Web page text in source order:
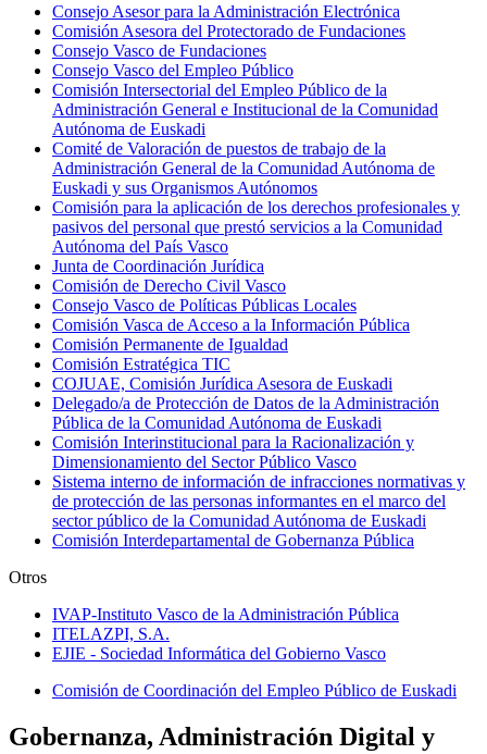
Consejo Asesor para la Administración Electrónica
Comisión Asesora del Protectorado de Fundaciones
Consejo Vasco de Fundaciones
Consejo Vasco del Empleo Público
Comisión Intersectorial del Empleo Público de la
Administración General e Institucional de la Comunidad
Autónoma de Euskadi
Comité de Valoración de puestos de trabajo de la
Administración General de la Comunidad Autónoma de
Euskadi y sus Organismos Autónomos
Comisión para la aplicación de los derechos profesionales y
pasivos del personal que prestó servicios a la Comunidad
Autónoma del País Vasco
Junta de Coordinación Jurídica
Comisión de Derecho Civil Vasco
Consejo Vasco de Políticas Públicas Locales
Comisión Vasca de Acceso a la Información Pública
Comisión Permanente de Igualdad
Comisión Estratégica TIC
COJUAE, Comisión Jurídica Asesora de Euskadi
Delegado/a de Protección de Datos de la Administración
Pública de la Comunidad Autónoma de Euskadi
Comisión Interinstitucional para la Racionalización y
Dimensionamiento del Sector Público Vasco
Sistema interno de información de infracciones normativas y
de protección de las personas informantes en el marco del
sector público de la Comunidad Autónoma de Euskadi
Comisión Interdepartamental de Gobernanza Pública
Otros
IVAP-Instituto Vasco de la Administración Pública
ITELAZPI, S.A.
EJIE - Sociedad Informática del Gobierno Vasco
Comisión de Coordinación del Empleo Público de Euskadi
Gobernanza, Administración Digital y